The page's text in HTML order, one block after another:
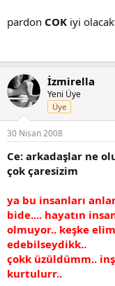
pardon COK iyi
İzmirella
Yeni Üye
Üye
30 Nisan 2008
Ce: arkadaşlar ne
çok çaresizim
ya bu insanları
bide.... hayatın
olmuyor.. keşke
edebilseydikk..
çokk üzüldümm..
kurtulurr..